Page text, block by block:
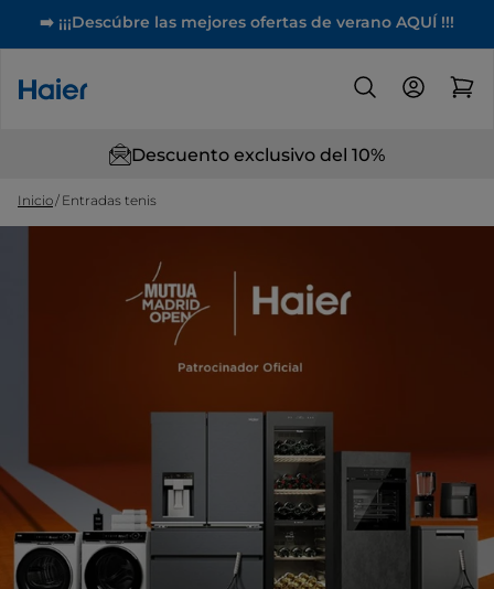
➡️ ¡¡¡Descúbre las mejores ofertas de verano AQUÍ !!!
Descuento exclusivo del 10%
Inicio Entradas tenis